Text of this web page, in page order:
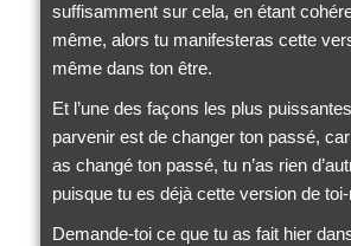
suffisamment sur cela, en étant
même, alors tu manifesteras cette
même dans ton être.
Et l’une des façons les plus
parvenir est de changer ton passé,
as changé ton passé, tu n’as rien
puisque tu es déjà cette version de
Demande-toi ce que tu as fait hier